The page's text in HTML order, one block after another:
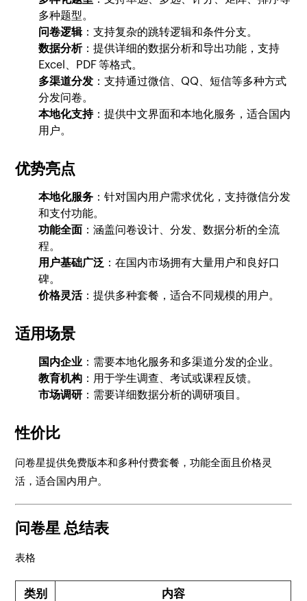
多种题型。
问卷逻辑：支持复杂的跳转逻辑和条件分支。
数据分析：提供详细的数据分析和导出功能，支持
Excel、PDF 等格式。
多渠道分发 ：支持通过微信、QQ、短信等多种方式
分发问卷。
本地化支持：提供中文界面和本地化服务，适合国内
用户。
优势亮点
本地化服务 ：针对国内用户需求优化，支持微信分发
和支付功能。
功能全面 ：涵盖问卷设计、分发、数据分析的全流
程。
用户基础广泛 ：在国内市场拥有大量用户和良好口
碑。
价格灵活：提供多种套餐，适合不同规模的用户。
适用场景
国内企业 ：需要本地化服务和多渠道分发的企业。
教育机构 ：用于学生调查、考试或课程反馈。
市场调研 ：需要详细数据分析的调研项目。
性价比
问卷星提供免费版本和多种付费套餐，功能全面且价格灵
活，适合国内用户。
问卷星 总结表
表格
类别 内容